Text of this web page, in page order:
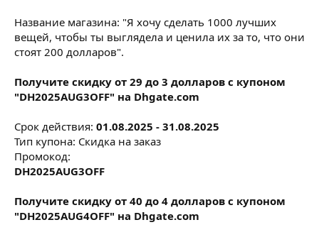
Название магазина: "Я хочу сделать 1000 лучших
вещей, чтобы ты выглядела и ценила их за то, что они
стоят 200 долларов".
Получите скидку от 29 до 3 долларов с купоном
"DH2025AUG3OFF" на Dhgate.com
Срок действия: 01.08.2025 - 31.08.2025
Тип купона: Скидка на заказ
Промокод:
DH2025AUG3OFF
Получите скидку от 40 до 4 долларов с купоном
"DH2025AUG4OFF" на Dhgate.com